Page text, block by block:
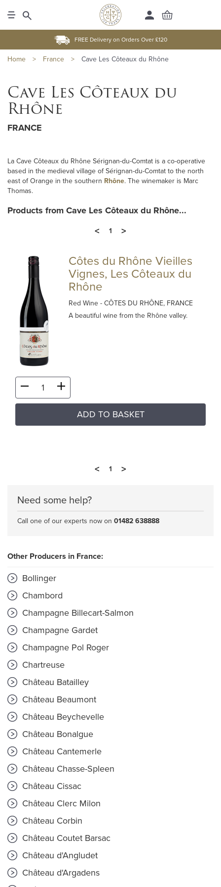
FREE Delivery on Orders Over £120
Home > France > Cave Les Côteaux du Rhône
Cave Les Côteaux du
Rhône
FRANCE
La Cave Côteaux du Rhône Sérignan-du-Comtat is a co-operative
based in the medieval village of Sérignan-du-Comtat to the north
east of Orange in the southern Rhône. The winemaker is Marc
Thomas.
Products from Cave Les Côteaux du Rhône...
<
1 >
Côtes du Rhône Vieilles
Vignes, Les Côteaux du
Rhône
Red Wine- CÔTES DU RHÔNE, FRANCE
A beautiful wine from the Rhône valley.
ADD TO BASKET
< 1 >
Need some help?
Call one of our experts now on 01482 638888
Other Producers in France:
Bollinger
Chambord
Champagne Billecart-Salmon
Champagne Gardet
Champagne Pol Roger
Chartreuse
Château Batailley
Château Beaumont
Château Beychevelle
Château Bonalgue
Château Cantemerle
Château Chasse-Spleen
Château Cissac
Château Clerc Milon
Château Corbin
Château Coutet Barsac
Château d'Angludet
Château d'Argadens